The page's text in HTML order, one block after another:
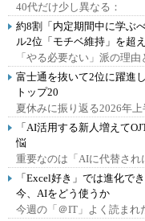
40代だけ少し異なる：
約8割「内定期間中に学ぶ
ル2位「モチベ維持」を超
「やる必要ない」派の理由
富士通を抜いて2位に躍進
トップ20
夏休みに振り返る2026年上
「AI活用する新人増えて
悩
重要なのは「AIに代替され
「Excel好き」では進化で
今、AIをどう使うか
今週の「＠IT」よく読まれ